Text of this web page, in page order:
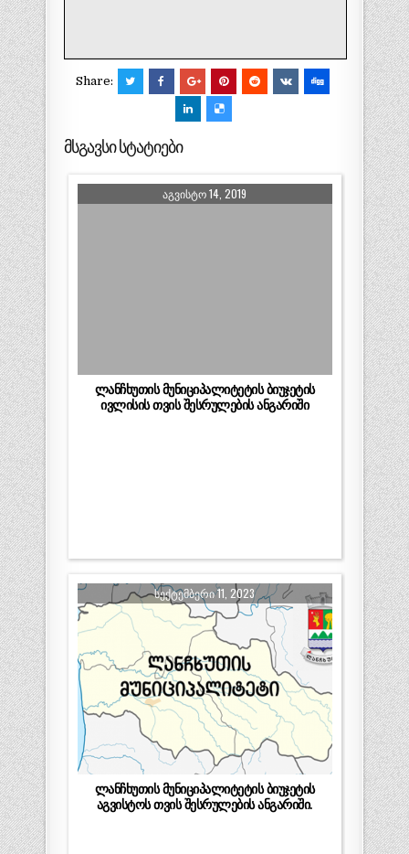
Share:
მსგავსი სტატიები
ᲐᲒᲕᲘᲡᲢᲝ 14, 2019
ლანჩხუთის მუნიციპალიტეტის ბიუჯეტის
ივლისის თვის შესრულების ანგარიში
ᲡᲔᲥᲢᲔᲛᲑᲔᲠᲘ 11, 2023
ლანჩხუთის მუნიციპალიტეტის ბიუჯეტის
აგვისტოს თვის შესრულების ანგარიში.